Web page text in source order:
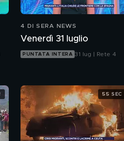
4 DI SERA NEWS
Venerdì 31 luglio
PUNTATA INTERA 31 lug | Rete 4
55 SEC